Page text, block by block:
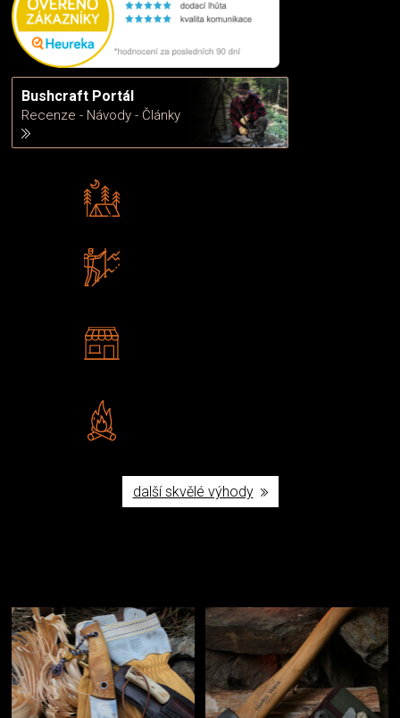
Bushcraft Portál
Recenze - Návody - Články
další skvělé výhody